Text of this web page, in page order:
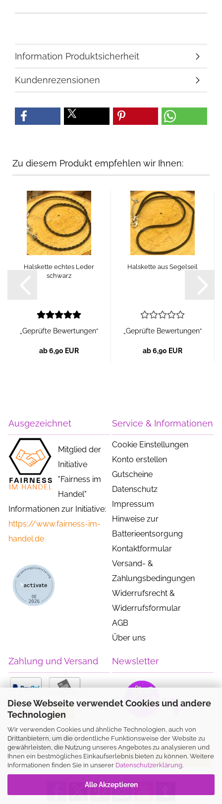
Diese Webseite verwendet Cookies und andere
Technologien
Wir verwenden Cookies und ähnliche Technologien, auch von
Drittanbietern, um die ordentliche Funktionsweise der Website zu
gewährleisten, die Nutzung unseres Angebotes zu analysieren und
Ihnen ein bestmögliches Einkaufserlebnis bieten zu können. Weitere
Informationen finden Sie in unserer Datenschutzerklärung.
Alle Akzeptieren
Information Produktsicherheit
Kundenrezensionen
Zu diesem Produkt empfehlen wir Ihnen:
Halskette echtes Leder
schwarz
„Geprüfte Bewertungen“
ab 6,90 EUR
Halskette aus Segelseil
„Geprüfte Bewertungen“
ab 6,90 EUR
Ausgezeichnet
Mitglied der
Initiative
"Fairness im
Handel"
Informationen zur Initiative:
https://www.fairness-im-
handel.de
Service & Informationen
Cookie Einstellungen
Konto erstellen
Gutscheine
Datenschutz
Impressum
Hinweise zur
Batterieentsorgung
Kontaktformular
Versand- &
Zahlungsbedingungen
Widerrufsrecht &
Widerrufsformular
AGB
Über uns
Zahlung und Versand
Vertrag widerrufen
Newsletter